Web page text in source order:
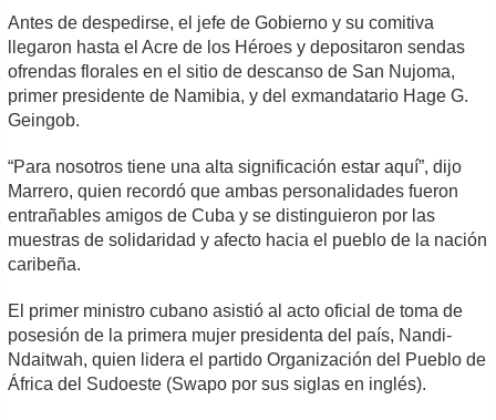
Antes de despedirse, el jefe de Gobierno y su comitiva
llegaron hasta el Acre de los Héroes y depositaron sendas
ofrendas florales en el sitio de descanso de San Nujoma,
primer presidente de Namibia, y del exmandatario Hage G.
Geingob.
“Para nosotros tiene una alta significación estar aquí”, dijo
Marrero, quien recordó que ambas personalidades fueron
entrañables amigos de Cuba y se distinguieron por las
muestras de solidaridad y afecto hacia el pueblo de la nación
caribeña.
El primer ministro cubano asistió al acto oficial de toma de
posesión de la primera mujer presidenta del país, Nandi-
Ndaitwah, quien lidera el partido Organización del Pueblo de
África del Sudoeste (Swapo por sus siglas en inglés).